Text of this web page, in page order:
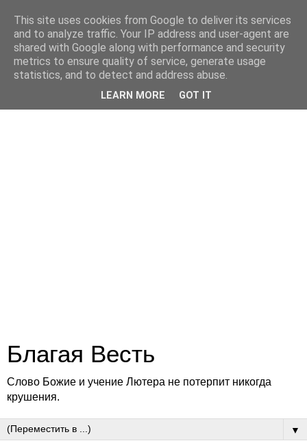
Благая Весть
Слово Божие и учение Лютера не потерпит никогда
крушения.
▼
This site uses cookies from Google to deliver its services
and to analyze traffic. Your IP address and user-agent are
shared with Google along with performance and security
metrics to ensure quality of service, generate usage
statistics, and to detect and address abuse.
LEARN MORE GOT IT